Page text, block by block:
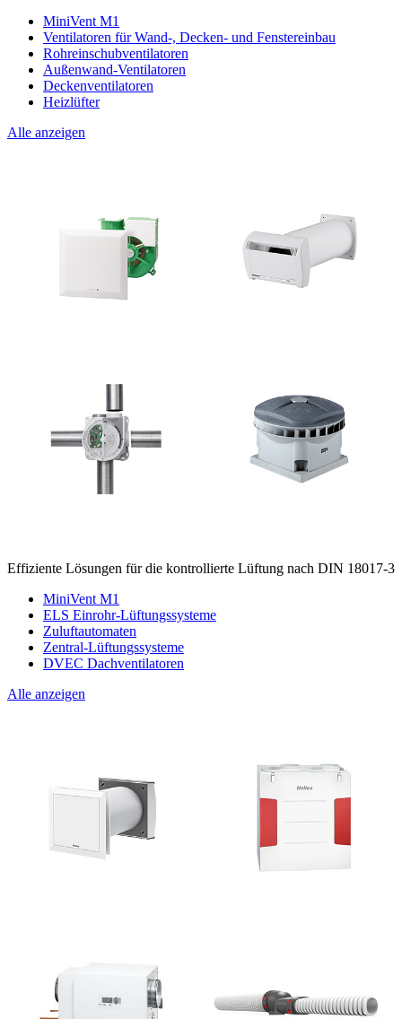
MiniVent M1
Ventilatoren für Wand-, Decken- und Fenstereinbau
Rohreinschubventilatoren
Außenwand-Ventilatoren
Deckenventilatoren
Heizlüfter
Alle anzeigen
Effiziente Lösungen für die kontrollierte Lüftung nach DIN 18017-3
MiniVent M1
ELS Einrohr-Lüftungssysteme
Zuluftautomaten
Zentral-Lüftungssysteme
DVEC Dachventilatoren
Alle anzeigen